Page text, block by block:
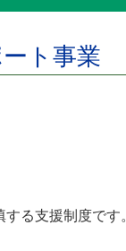
ート事業
る支援制度で